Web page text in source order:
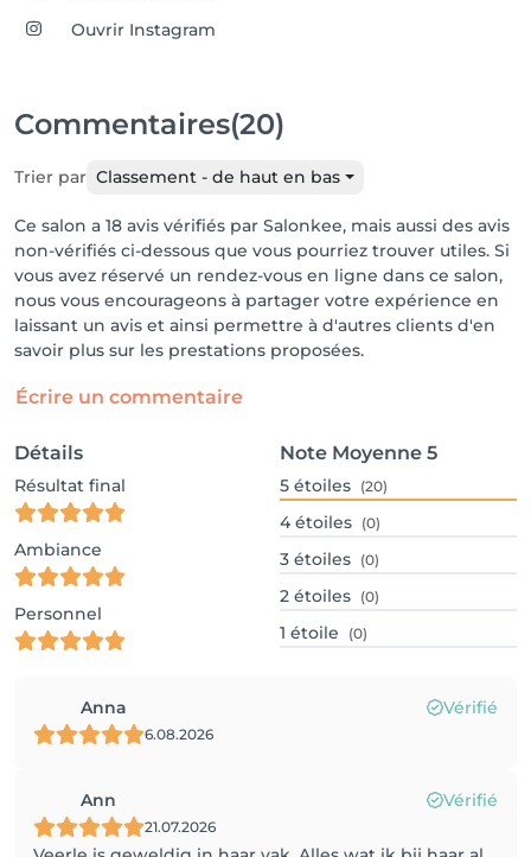
Ouvrir Instagram
Commentaires(20)
Trier par Classement - de haut en bas
Ce salon a 18 avis vérifiés par Salonkee, mais aussi des avis
non-vérifiés ci-dessous que vous pourriez trouver utiles. Si
vous avez réservé un rendez-vous en ligne dans ce salon,
nous vous encourageons à partager votre expérience en
laissant un avis et ainsi permettre à d'autres clients d'en
savoir plus sur les prestations proposées.
Écrire un commentaire
Détails
Résultat final
Ambiance
Personnel
Note Moyenne 5
5 étoiles (20)
4 étoiles (0)
3 étoiles (0)
2 étoiles (0)
1 étoile (0)
Anna Vérifié
6.08.2026
Ann Vérifié
21.07.2026